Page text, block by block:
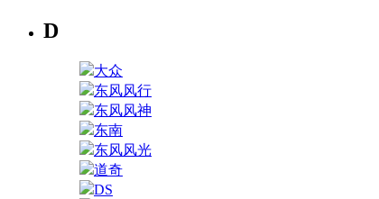
D
大众
东风风行
东风风神
东南
东风风光
道奇
DS